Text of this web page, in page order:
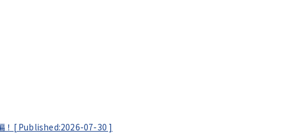
！[ Published:2026-07-30 ]